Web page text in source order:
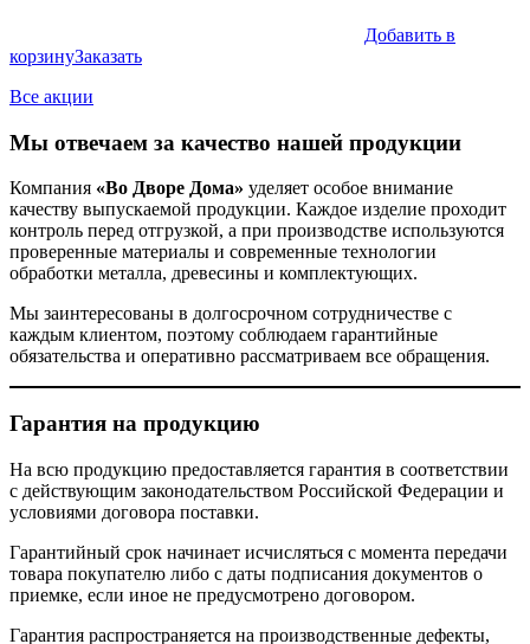
Добавить в
корзинуЗаказать
Все акции
Мы отвечаем за качество нашей продукции
Компания «Во Дворе Дома» уделяет особое внимание
качеству выпускаемой продукции. Каждое изделие проходит
контроль перед отгрузкой, а при производстве используются
проверенные материалы и современные технологии
обработки металла, древесины и комплектующих.
Мы заинтересованы в долгосрочном сотрудничестве с
каждым клиентом, поэтому соблюдаем гарантийные
обязательства и оперативно рассматриваем все обращения.
Гарантия на продукцию
На всю продукцию предоставляется гарантия в соответствии
с действующим законодательством Российской Федерации и
условиями договора поставки.
Гарантийный срок начинает исчисляться с момента передачи
товара покупателю либо с даты подписания документов о
приемке, если иное не предусмотрено договором.
Гарантия распространяется на производственные дефекты,